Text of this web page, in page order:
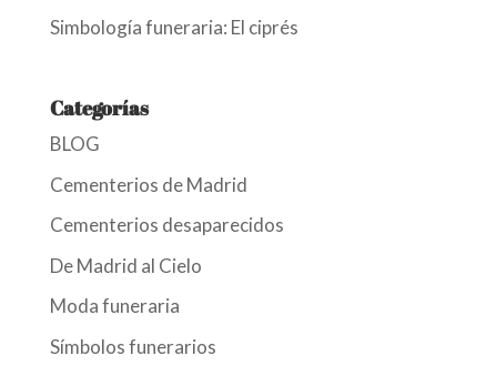
Simbología funeraria: El ciprés
Categorías
BLOG
Cementerios de Madrid
Cementerios desaparecidos
De Madrid al Cielo
Moda funeraria
Símbolos funerarios